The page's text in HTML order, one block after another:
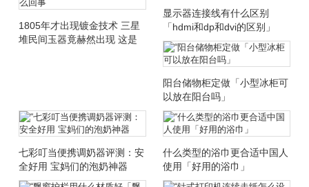
1805年才出现镀金技术 三星
堆民间玉器竟赫然出现 这是
显示器连接线有什么区别
「hdmi和dp和dvi的区别」
阳台储物柜定做「小型冰柜可
以放在阳台吗」
七彩叮当便携调奶器评测：安
全好用 宝妈们的泡奶神器
什么类型的浴巾更合适中国人
使用「好用的浴巾」